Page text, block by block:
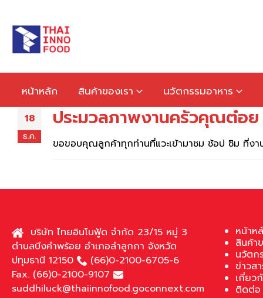
หน้าหลัก สินค้าของเรา นวัตกรรมอาหาร
18
ธ.ค.
ประมวลภาพงานครัวคุณต๋อ
ขอขอบคุณลูกค้าทุกท่านที่แวะเข้ามาชม ช้อป ชิม ที่
บริษัท ไทยอินโนฟู้ด จำกัด 23/15 หมู่ 3
ตำบลบึงคำพร้อย อำเภอลำลูกกา จังหวัด
ปทุมธานี 12150
(66)0-2100-6705-6
Fax. (66)0-2100-9107
suddhiluck@thaiinnofood.goconnext.com
หน้าห
สินค้า
นวัตก
ข่าวส
เกี่ยว
ติดต่อ